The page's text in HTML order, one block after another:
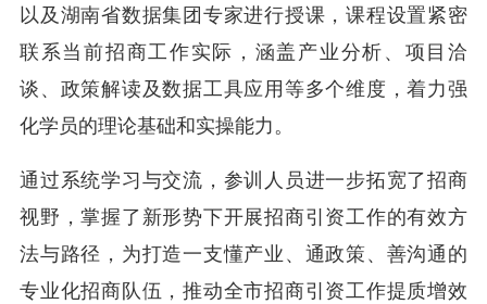
以及湖南省数据集团专家进行授课，课程设置紧密
联系当前招商工作实际，涵盖产业分析、项目洽
谈、政策解读及数据工具应用等多个维度，着力强
化学员的理论基础和实操能力。
通过系统学习与交流，参训人员进一步拓宽了招商
视野，掌握了新形势下开展招商引资工作的有效方
法与路径，为打造一支懂产业、通政策、善沟通的
专业化招商队伍，推动全市招商引资工作提质增效